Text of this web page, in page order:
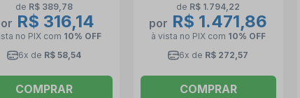
de R$ 389,78
R$ 316,14
no PIX com 10% OFF
6x de R$ 58,54
COMPRAR
de R$ 1.794,22
por R$ 1.471,86
à vista no PIX com 10% OFF
6x de R$ 272,57
COMPRAR